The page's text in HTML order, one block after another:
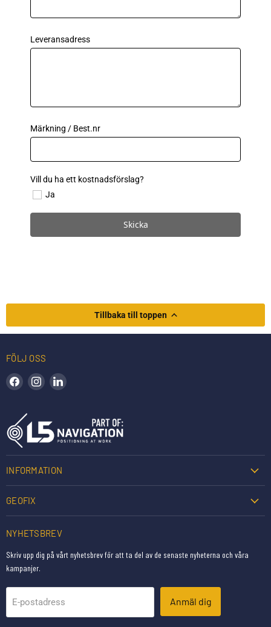
Skicka
Tillbaka till toppen
FÖLJ OSS
Hitta oss på Facebook
Hitta oss på Instagram
INFORMATION
GEOFIX
NYHETSBREV
Skriv upp dig på vårt nyhetsbrev för att ta del av de senaste nyheterna och våra
kampanjer.
E-postadress Anmäl dig